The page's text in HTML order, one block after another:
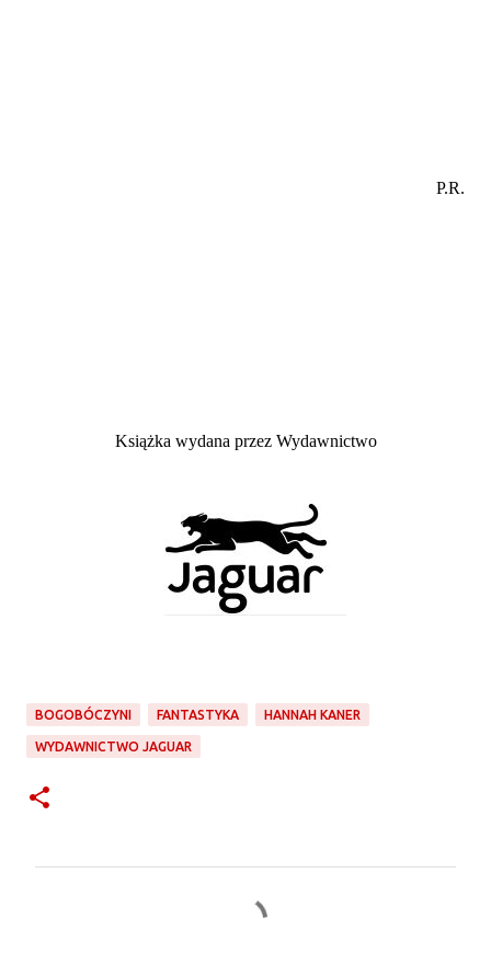
P.R.
Książka wydana przez Wydawnictwo
BOGOBÓCZYNI FANTASTYKA HANNAH KANER
WYDAWNICTWO JAGUAR